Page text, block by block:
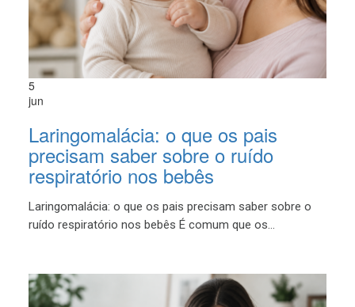
5
jun
Laringomalácia: o que os pais
precisam saber sobre o ruído
respiratório nos bebês
Laringomalácia: o que os pais precisam saber sobre o
ruído respiratório nos bebês É comum que os...